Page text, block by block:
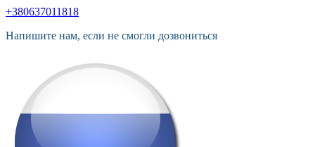
+380637011818
Напишите нам, если не смогли дозвониться